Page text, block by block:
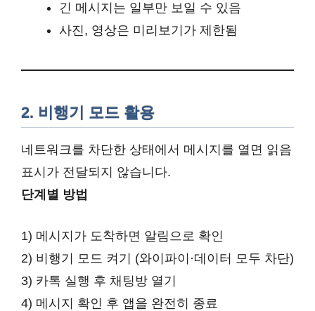
긴 메시지는 일부만 보일 수 있음
사진, 영상은 미리보기가 제한됨
2. 비행기 모드 활용
네트워크를 차단한 상태에서 메시지를 열면 읽음
표시가 전달되지 않습니다.
단계별 방법
1) 메시지가 도착하면 알림으로 확인
2) 비행기 모드 켜기 (와이파이·데이터 모두 차단)
3) 카톡 실행 후 채팅방 열기
4) 메시지 확인 후 앱을 완전히 종료